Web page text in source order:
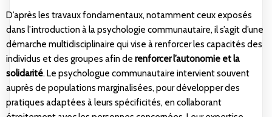
D’après les travaux fondamentaux, notamment ceux exposés
dans l’introduction à la psychologie communautaire, il s’agit d’une
démarche multidisciplinaire qui vise à renforcer les capacités des
individus et des groupes afin de renforcer l’autonomie et la
solidarité. Le psychologue communautaire intervient souvent
auprès de populations marginalisées, pour développer des
pratiques adaptées à leurs spécificités, en collaborant